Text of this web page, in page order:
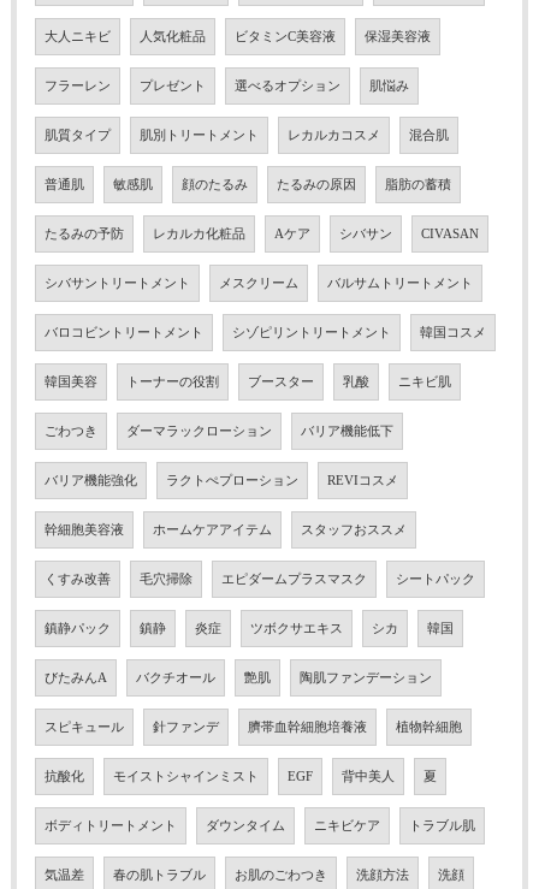
大人ニキビ 人気化粧品 ビタミンC美容液 保湿美容液
フラーレン プレゼント 選べるオプション 肌悩み
肌質タイプ 肌別トリートメント レカルカコスメ 混合肌
普通肌 敏感肌 顔のたるみ たるみの原因 脂肪の蓄積
たるみの予防 レカルカ化粧品 Aケア シバサン CIVASAN
シバサントリートメント メスクリーム バルサムトリートメント
バロコビントリートメント シゾピリントリートメント 韓国コスメ
韓国美容 トーナーの役割 ブースター 乳酸 ニキビ肌
ごわつき ダーマラックローション バリア機能低下
バリア機能強化 ラクトぺプローション REVIコスメ
幹細胞美容液 ホームケアアイテム スタッフおススメ
くすみ改善 毛穴掃除 エピダームプラスマスク シートパック
鎮静パック 鎮静 炎症 ツボクサエキス シカ 韓国
びたみんA バクチオール 艶肌 陶肌ファンデーション
スピキュール 針ファンデ 臍帯血幹細胞培養液 植物幹細胞
抗酸化 モイストシャインミスト EGF 背中美人 夏
ボディトリートメント ダウンタイム ニキビケア トラブル肌
気温差 春の肌トラブル お肌のごわつき 洗顔方法 洗顔